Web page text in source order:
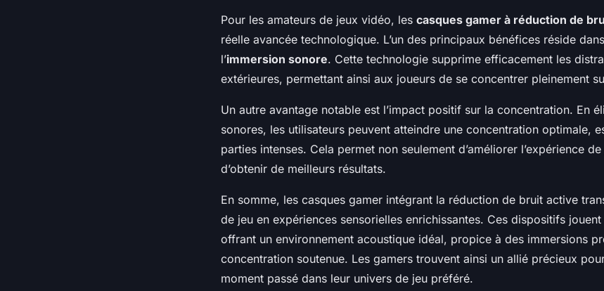
Pour les amateurs de jeux vidéo, les casques gamer à réduction de
réelle avancée technologique. L’un des principaux bénéfices réside
l’immersion sonore. Cette technologie supprime efficacement les
extérieures, permettant ainsi aux joueurs de se concentrer pleinement
Un autre avantage notable est l’impact positif sur la concentration. En
sonores, les utilisateurs peuvent atteindre une concentration optimale,
parties intenses. Cela permet non seulement d’améliorer l’expérience
d’obtenir de meilleurs résultats.
En somme, les casques gamer intégrant la réduction de bruit active
de jeu en expériences sensorielles enrichissantes. Ces dispositifs
offrant un environnement acoustique idéal, propice à des immersions
concentration soutenue. Les gamers trouvent ainsi un allié précieux
moment passé dans leur univers de jeu préféré.